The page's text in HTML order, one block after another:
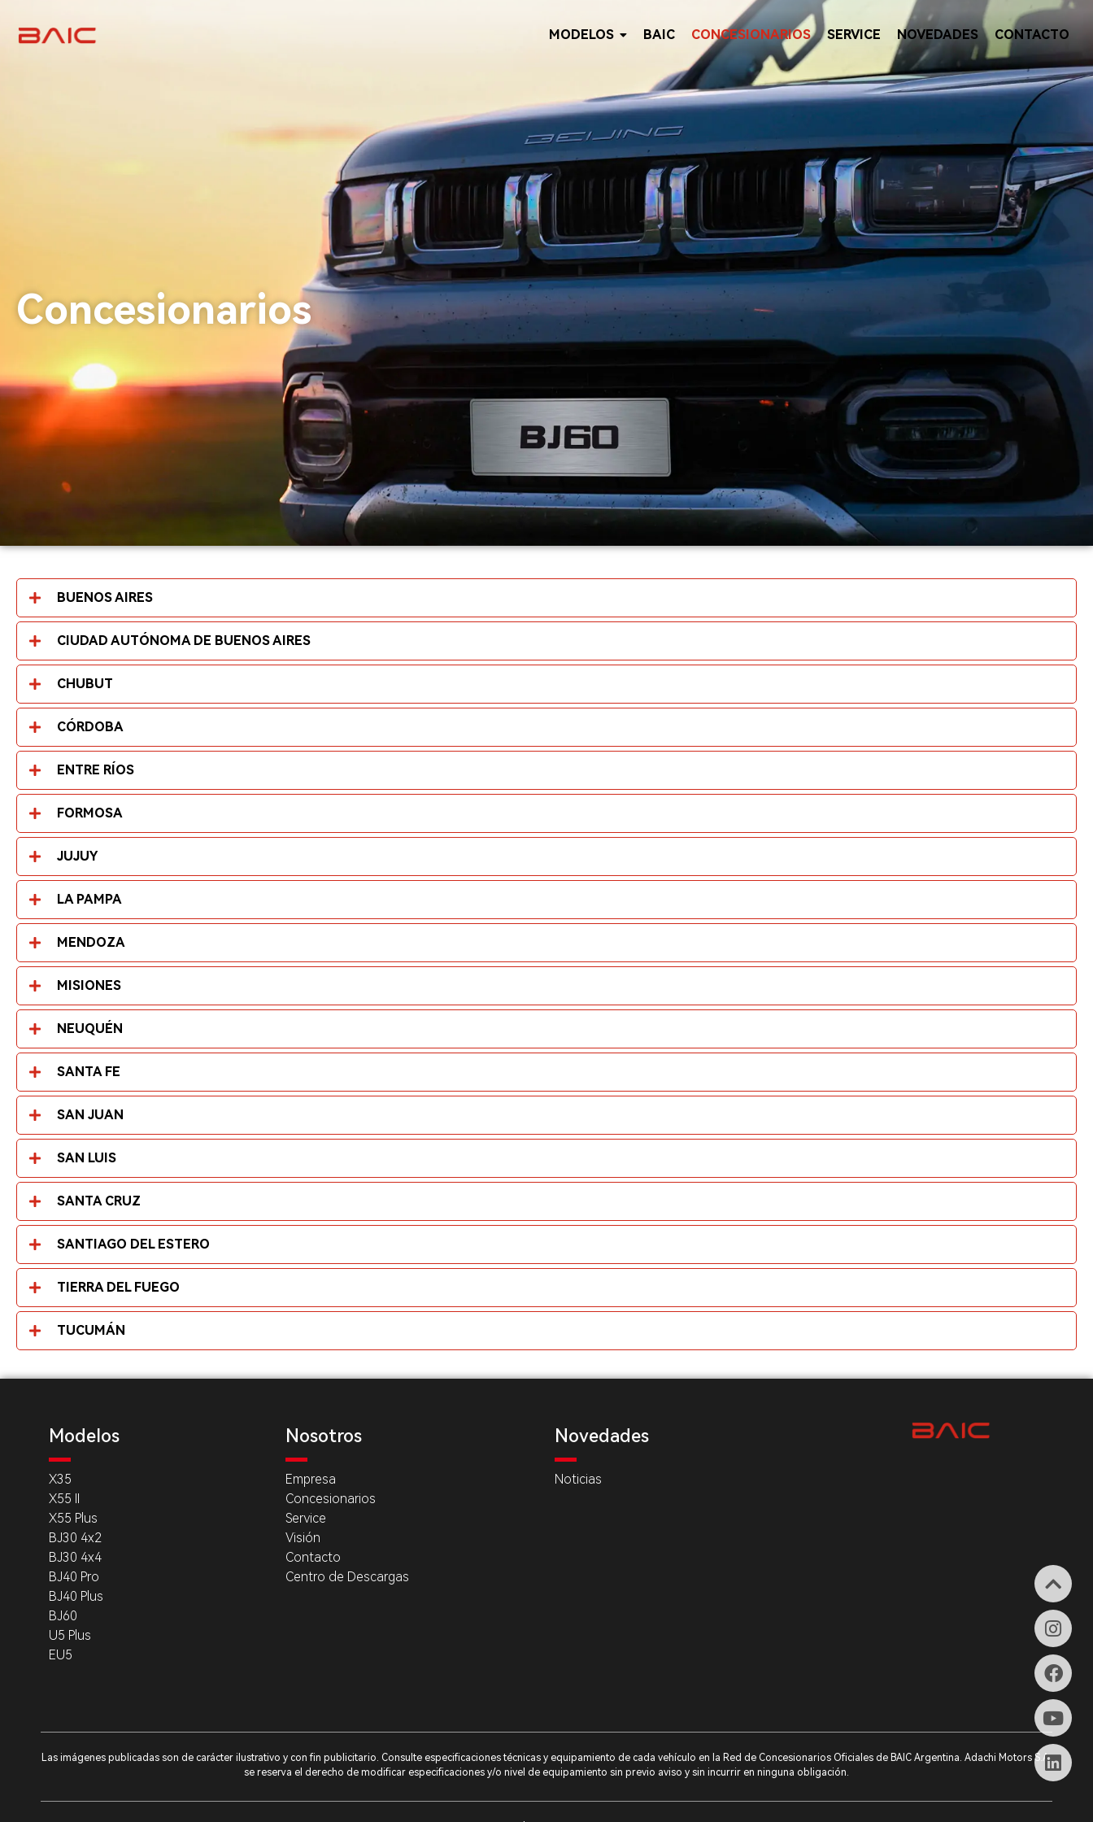
MODELOS BAIC CONCESIONARIOS SERVICE NOVEDADES CONTACTO
Concesionarios
BUENOS AIRES
CIUDAD AUTÓNOMA DE BUENOS AIRES
CHUBUT
CÓRDOBA
ENTRE RÍOS
FORMOSA
JUJUY
LA PAMPA
MENDOZA
MISIONES
NEUQUÉN
SANTA FE
SAN JUAN
SAN LUIS
SANTA CRUZ
SANTIAGO DEL ESTERO
TIERRA DEL FUEGO
TUCUMÁN
Modelos
X35
X55 II
X55 Plus
BJ30 4x2
BJ30 4x4
BJ40 Pro
BJ40 Plus
BJ60
U5 Plus
EU5
Nosotros
Empresa
Concesionarios
Service
Visión
Contacto
Centro de Descargas
Novedades
Noticias
Las imágenes publicadas son de carácter ilustrativo y con fin publicitario. Consulte especificaciones técnicas y equipamiento de cada vehículo en la Red de Concesionarios Oficiales de BAIC Argentina. Adachi Motors S.A.
se reserva el derecho de modificar especificaciones y/o nivel de equipamiento sin previo aviso y sin incurrir en ninguna obligación.